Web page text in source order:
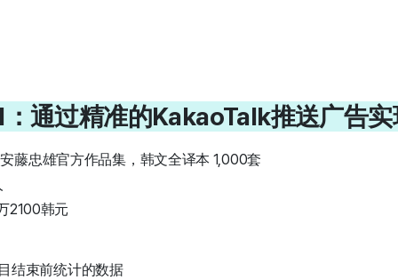
：通过精准的KakaoTalk推送广告
藤忠雄官方作品集，韩文全译本 1,000套
2100韩元
结束前统计的数据